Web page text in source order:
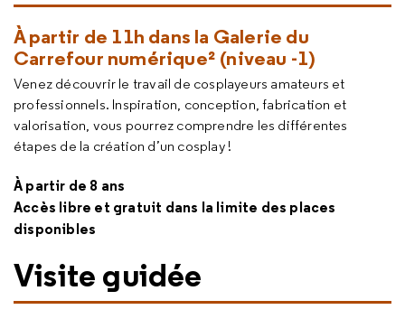
À partir de 11h dans la Galerie du
Carrefour numérique² (niveau -1)
Venez découvrir le travail de cosplayeurs amateurs et
professionnels. Inspiration, conception, fabrication et
valorisation, vous pourrez comprendre les différentes
étapes de la création d’un cosplay !
À partir de 8 ans
Accès libre et gratuit dans la limite des places
disponibles
Visite guidée